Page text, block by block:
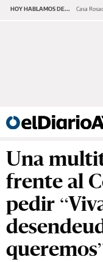
HOY HABLAMOS DE... Casa
Una
frente al
pedir